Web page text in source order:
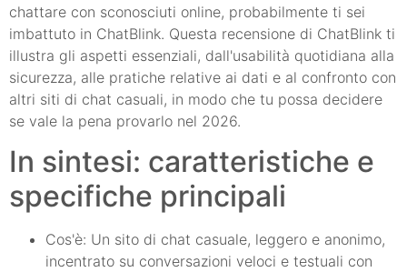
chattare con sconosciuti online, probabilmente ti sei
imbattuto in ChatBlink. Questa recensione di ChatBlink ti
illustra gli aspetti essenziali, dall'usabilità quotidiana alla
sicurezza, alle pratiche relative ai dati e al confronto con
altri siti di chat casuali, in modo che tu possa decidere
se vale la pena provarlo nel 2026.
In sintesi: caratteristiche e
specifiche principali
Cos'è: Un sito di chat casuale, leggero e anonimo,
incentrato su conversazioni veloci e testuali con